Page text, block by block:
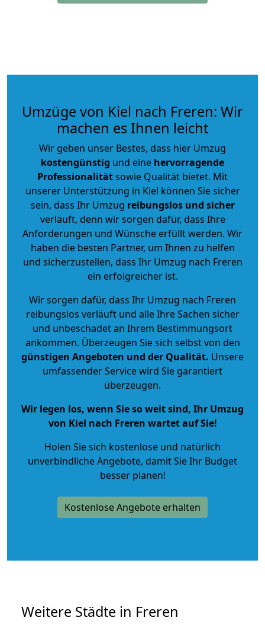
Umzüge von Kiel nach Freren: Wir
machen es Ihnen leicht
Wir geben unser Bestes, dass hier Umzug
kostengünstig und eine hervorragende
Professionalitätsowie Qualität bietet. Mit
unserer Unterstützung in Kiel können Sie sicher
sein, dass Ihr Umzug reibungslos und sicher
verläuft, denn wir sorgen dafür, dass Ihre
Anforderungen und Wünsche erfüllt werden. Wir
haben die besten Partner, um Ihnen zu helfen
und sicherzustellen, dass Ihr Umzug nach Freren
ein erfolgreicher ist.
Wir sorgen dafür, dass Ihr Umzug nach Freren
reibungslos verläuft und alle Ihre Sachen sicher
und unbeschadet an Ihrem Bestimmungsort
ankommen. Überzeugen Sie sich selbst von den
günstigen Angeboten und der Qualität. Unsere
umfassender Service wird Sie garantiert
überzeugen.
Wir legen los, wenn Sie so weit sind, Ihr Umzug
von Kiel nach Freren wartet auf Sie!
Holen Sie sich kostenlose und natürlich
unverbindliche Angebote, damit Sie Ihr Budget
besser planen!
Kostenlose Angebote erhalten
Weitere Städte in Freren